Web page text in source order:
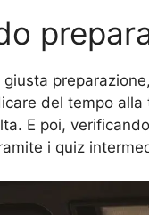
giusta
del tempo
E poi,
i quiz